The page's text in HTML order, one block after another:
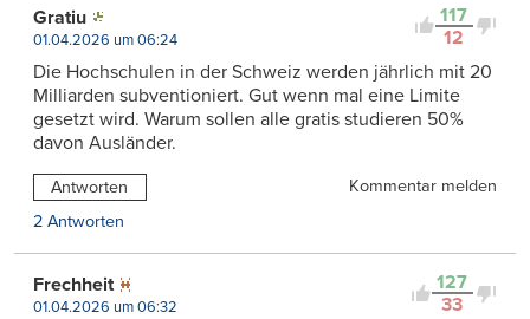
117
12
Gratiu
01.04.2026 um 06:24
Die Hochschulen in der Schweiz werden jährlich mit 20
Milliarden subventioniert. Gut wenn mal eine Limite
gesetzt wird. Warum sollen alle gratis studieren 50%
davon Ausländer.
Antworten
Kommentar melden
2 Antworten
127
33
Frechheit
01.04.2026 um 06:32